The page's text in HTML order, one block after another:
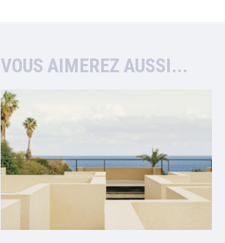
VOUS AIMEREZ AUSSI